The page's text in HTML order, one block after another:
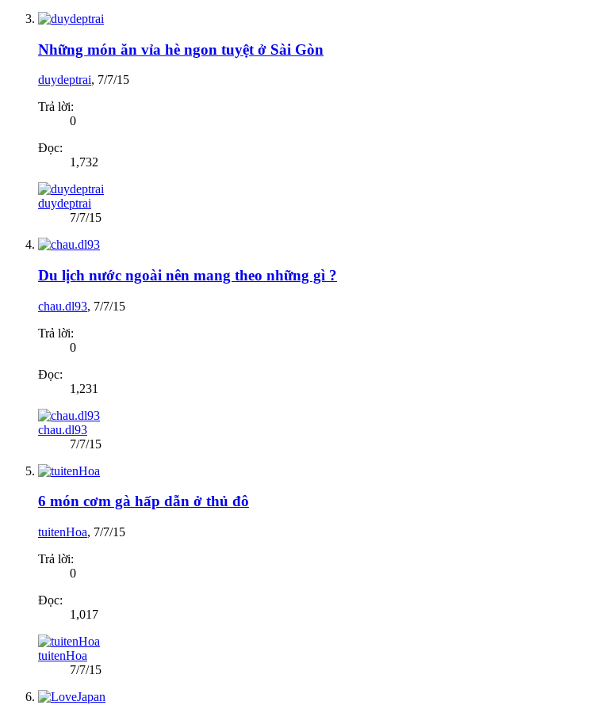
Những món ăn vỉa hè ngon tuyệt ở Sài Gòn
duydeptrai, 7/7/15
Trả lời:
0
Đọc:
1,732
duydeptrai
7/7/15
Du lịch nước ngoài nên mang theo những gì ?
chau.dl93, 7/7/15
Trả lời:
0
Đọc:
1,231
chau.dl93
7/7/15
6 món cơm gà hấp dẫn ở thủ đô
tuitenHoa, 7/7/15
Trả lời:
0
Đọc:
1,017
tuitenHoa
7/7/15